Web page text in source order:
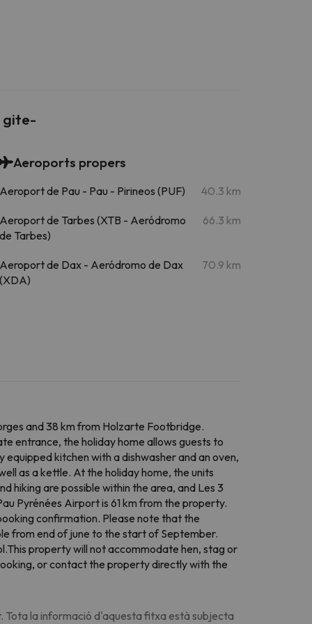
gite-
Aeroports propers
Aeroport de Pau - Pau - Pirineos (PUF) 40.3 km
Aeroport de Tarbes (XTB - Aeródromo
de Tarbes)
66.3 km
Aeroport de Dax - Aeródromo de Dax
(XDA)
70.9 km
and 38 km from Holzarte Footbridge.
entrance, the holiday home allows guests to
kitchen with a dishwasher and an oven,
as a kettle. At the holiday home, the units
hiking are possible within the area, and Les 3
Pyrénées Airport is 61 km from the property.
confirmation. Please note that the
from end of june to the start of September.
property will not accommodate hen, stag or
or contact the property directly with the
Tota la informació d'aquesta fitxa està subjecta